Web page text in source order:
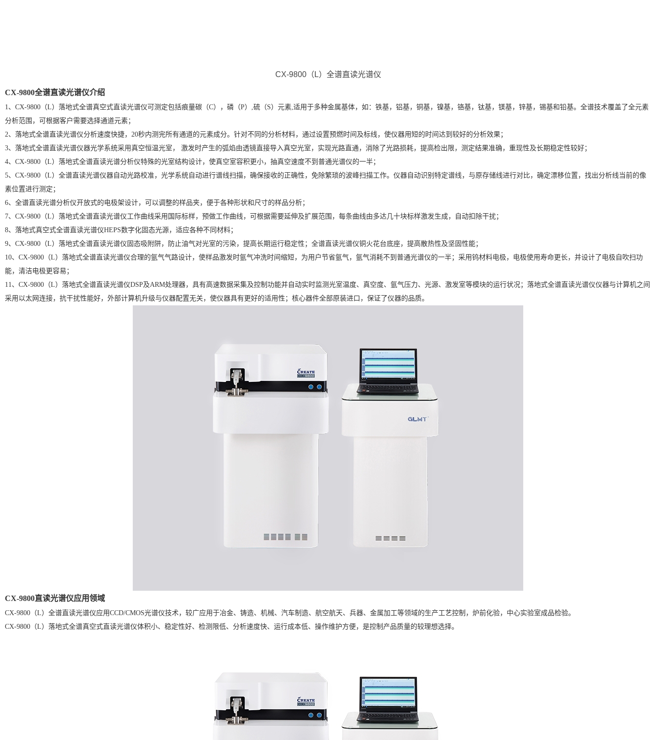
CX-9800（L）全谱直读光谱仪
CX-9800全谱直读光谱仪介绍
1、CX-9800（L）落地式全谱真空式直读光谱仪可测定包括痕量碳（C），磷（P）,硫（S）元素,适用于多种金属基体，如：铁基，铝基，铜基，镍基，铬基，钛基，镁基，锌基，锡基和铅基。全谱技术覆盖了全元素
分析范围，可根据客户需要选择通道元素；
2、落地式全谱直读光谱仪分析速度快捷，20秒内测完所有通道的元素成分。针对不同的分析材料，通过设置预燃时间及标线，使仪器用短的时间达到较好的分析效果；
3、落地式全谱直读光谱仪器光学系统采用真空恒温光室， 激发时产生的弧焰由透镜直接导入真空光室，实现光路直通，消除了光路损耗，提高检出限，测定结果准确，重现性及长期稳定性较好；
4、CX-9800（L）落地式全谱直读光谱分析仪特殊的光室结构设计，使真空室容积更小，抽真空速度不到普通光谱仪的一半；
5、CX-9800（L）全谱直读光谱仪器自动光路校准，光学系统自动进行谱线扫描，确保接收的正确性，免除繁琐的波峰扫描工作。仪器自动识别特定谱线，与原存储线进行对比，确定漂移位置，找出分析线当前的像
素位置进行测定；
6、全谱直读光谱分析仪开放式的电极架设计，可以调整的样品夹，便于各种形状和尺寸的样品分析；
7、CX-9800（L）落地式全谱直读光谱仪工作曲线采用国际标样，预做工作曲线，可根据需要延伸及扩展范围，每条曲线由多达几十块标样激发生成，自动扣除干扰；
8、落地式真空式全谱直读光谱仪HEPS数字化固态光源，适应各种不同材料；
9、CX-9800（L）落地式全谱直读光谱仪固态吸附阱，防止油气对光室的污染，提高长期运行稳定性；全谱直读光谱仪铜火花台底座，提高散热性及坚固性能；
10、CX-9800（L）落地式全谱直读光谱仪合理的氩气气路设计，使样品激发时氩气冲洗时间缩短，为用户节省氩气，氩气消耗不到普通光谱仪的一半；采用钨材料电极，电极使用寿命更长，并设计了电极自吹扫功
能，清洁电极更容易；
11、CX-9800（L）落地式全谱直读光谱仪DSP及ARM处理器，具有高速数据采集及控制功能并自动实时监测光室温度、真空度、氩气压力、光源、激发室等模块的运行状况；落地式全谱直读光谱仪仪器与计算机之间
采用以太网连接，抗干扰性能好，外部计算机升级与仪器配置无关，使仪器具有更好的适用性；核心器件全部原装进口，保证了仪器的品质。
CX-9800直读光谱仪应用领域
CX-9800 （L） 全谱直读光谱仪应用CCD/CMOS光谱仪技术，较广应用于冶金、铸造、机械、汽车制造、航空航天、兵器、金属加工等领域的生产工艺控制，炉前化验，中心实验室成品检验。
CX-9800（L）落地式全谱真空式直读光谱仪体积小、稳定性好、检测限低、分析速度快、运行成本低、操作维护方便，是控制产品质量的较理想选择。